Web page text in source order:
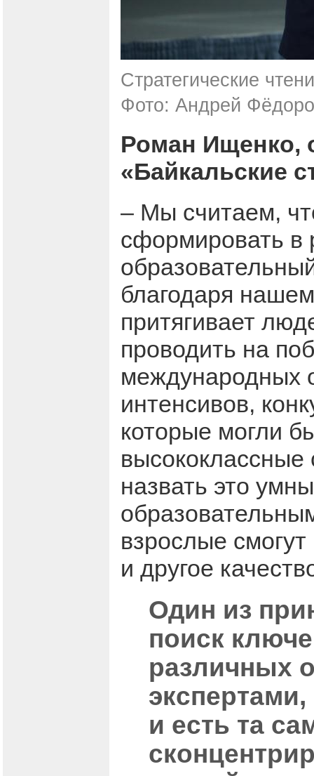
Стратегические
Фото: Андрей
Роман Ищенко,
«Байкальские
– Мы считаем,
сформировать в
благодаря
притягивает
проводить на
международных
интенсивов,
которые могли
назвать это
взрослые
и другое
Один из
поиск
различных
и есть та